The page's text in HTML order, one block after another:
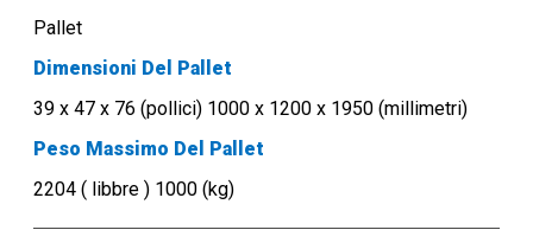
Pallet
Dimensioni Del Pallet
39 x 47 x 76 (pollici) 1000 x 1200 x 1950 (millimetri)
Peso Massimo Del Pallet
2204 ( libbre ) 1000 (kg)